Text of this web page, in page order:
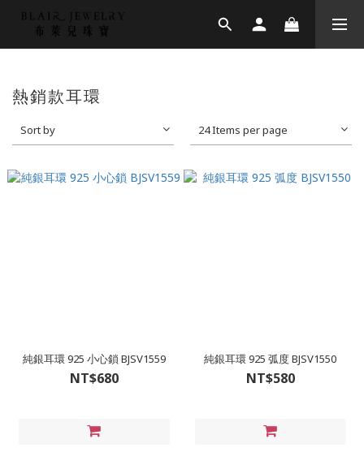
熱銷款耳環
Sort by 24 Items per page
純銀耳環 925 小心鎖 BJSV1559
NT$680
純銀耳環 925 弧度 BJSV1550
NT$580